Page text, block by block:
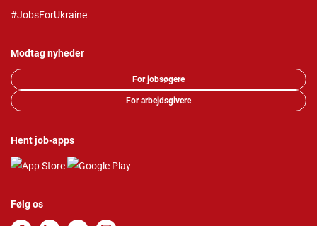
#JobsForUkraine
Modtag nyheder
For jobsøgere
For arbejdsgivere
Hent job-apps
Følg os